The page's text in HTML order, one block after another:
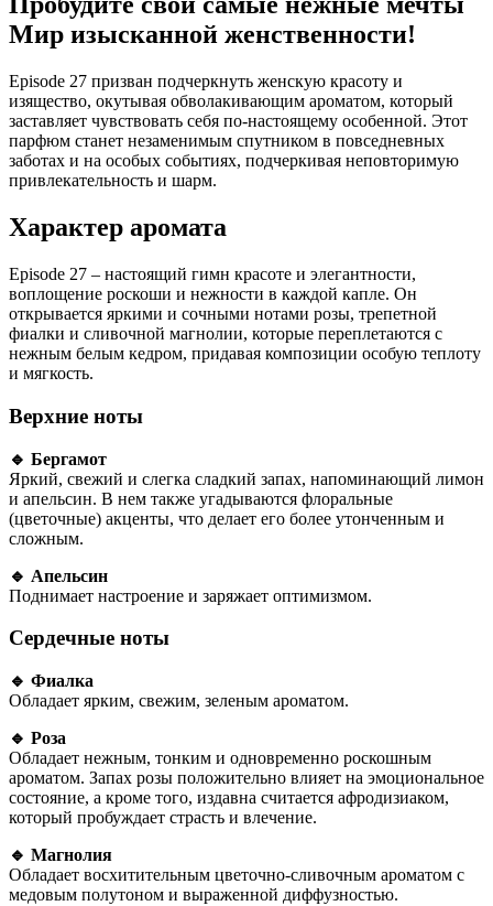
Мир изысканной женственности!
Episode 27 призван подчеркнуть женскую красоту и
изящество, окутывая обволакивающим ароматом, который
заставляет чувствовать себя по-настоящему особенной. Этот
парфюм станет незаменимым спутником в повседневных
заботах и на особых событиях, подчеркивая неповторимую
привлекательность и шарм.
Характер аромата
Episode 27 – настоящий гимн красоте и элегантности,
воплощение роскоши и нежности в каждой капле. Он
открывается яркими и сочными нотами розы, трепетной
фиалки и сливочной магнолии, которые переплетаются с
нежным белым кедром, придавая композиции особую теплоту
и мягкость.
Верхние ноты
🔹 Бергамот
Яркий, свежий и слегка сладкий запах, напоминающий лимон
и апельсин. В нем также угадываются флоральные
(цветочные) акценты, что делает его более утонченным и
сложным.
🔹 Апельсин
Поднимает настроение и заряжает оптимизмом.
Сердечные ноты
🔹 Фиалка
Обладает ярким, свежим, зеленым ароматом.
🔹 Роза
Обладает нежным, тонким и одновременно роскошным
ароматом. Запах розы положительно влияет на эмоциональное
состояние, а кроме того, издавна считается афродизиаком,
который пробуждает страсть и влечение.
🔹 Магнолия
Обладает восхитительным цветочно-сливочным ароматом с
медовым полутоном и выраженной диффузностью.